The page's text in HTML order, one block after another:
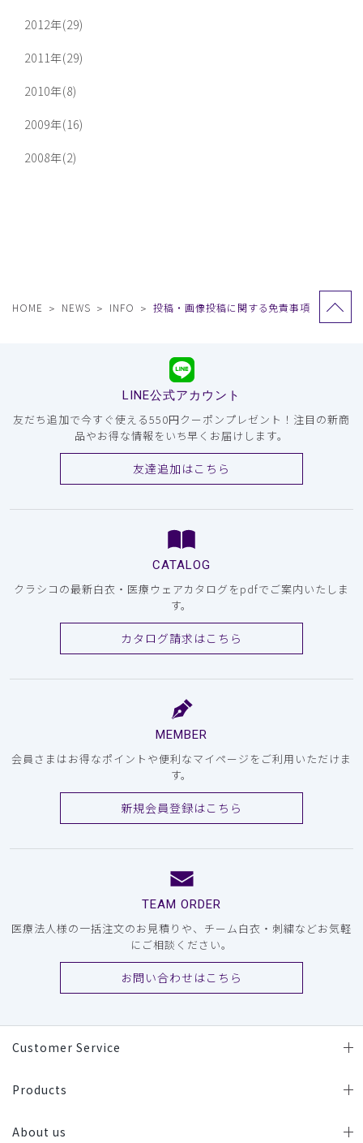
2012年(29)
2011年(29)
2010年(8)
2009年(16)
2008年(2)
HOME NEWS INFO 投稿・画像投稿に関する免責事項
LINE公式アカウント
友だち追加で今すぐ使える550円クーポンプレゼント！注目の新商
品やお得な情報をいち早くお届けします。
友達追加はこちら
CATALOG
クラシコの最新白衣・医療ウェアカタログをpdfでご案内いたしま
す。
カタログ請求はこちら
MEMBER
会員さまはお得なポイントや便利なマイページをご利用いただけま
す。
新規会員登録はこちら
TEAM ORDER
医療法人様の一括注文のお見積りや、チーム白衣・刺繍などお気軽
にご相談ください。
お問い合わせはこちら
Customer Service
Products
About us